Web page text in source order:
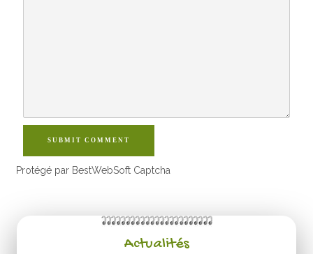
SUBMIT COMMENT
Protégé par BestWebSoft Captcha
Actualités